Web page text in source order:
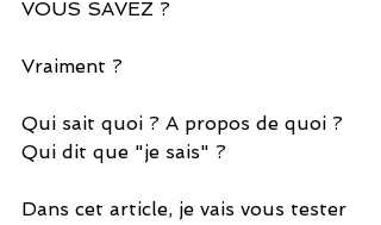
VOUS SAVEZ ?
Vraiment ?
Qui sait quoi ? A propos de quoi ?
Qui dit que "je sais" ?
Dans cet article, je vais vous tester